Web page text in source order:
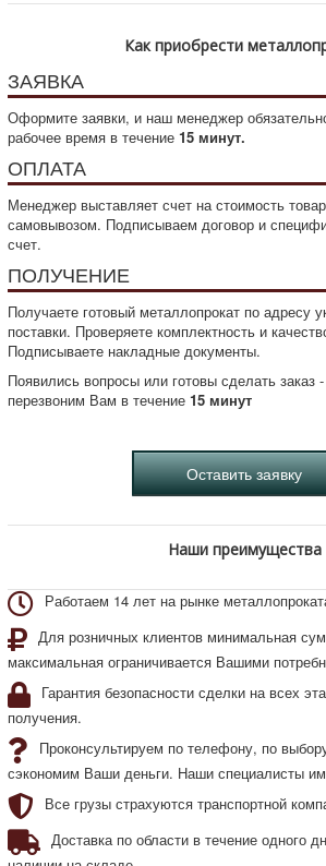
Как приобрести
ЗАЯВКА
Оформите заявки, и наш менеджер
рабочее время в течение 15 минут.
ОПЛАТА
Менеджер выставляет счет на стоимость
самовывозом. Подписываем договор и
счет.
ПОЛУЧЕНИЕ
Получаете готовый металлопрокат по адресу
поставки. Проверяете комплектность и
Подписываете накладные документы.
Появились вопросы или готовы сделать заказ
перезвоним Вам в течение 15 минут
Наши преимущества
Работаем 14 лет на рынке
Для розничных клиентов минимальная
максимальная ограничивается Вашими
Гарантия безопасности сделки на всех
получения.
Проконсультируем по телефону, по
сэкономим Ваши деньги. Наши специалисты
Все грузы страхуются транспортной
Доставка по области в течение одного